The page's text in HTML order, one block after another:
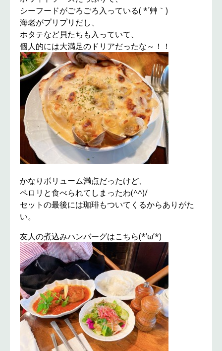
シーフードがごろごろ入っている( *´艸｀)
海老がプリプリだし、
ホタテなど貝たちも入っていて、
個人的には大満足のドリアだったな～！！
かなりボリューム満点だったけど、
ペロリと食べられてしまったわ(^^)/
セットの最後には珈琲もついてくるからありがた
い。
友人の煮込みハンバーグはこちら(*’ω’*)